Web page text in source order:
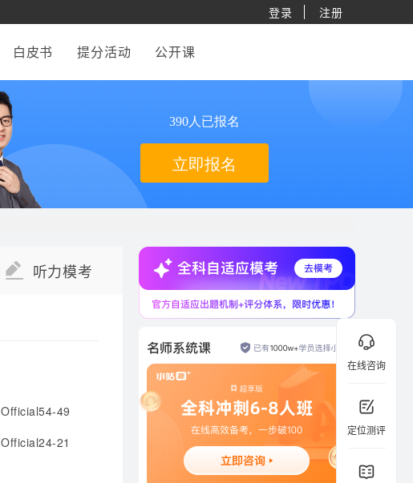
登录 注册
白皮书 提分活动 公开课
390人已报名
立即报名
听力模考
Official54-49
Official24-21
在线咨询
定位测评